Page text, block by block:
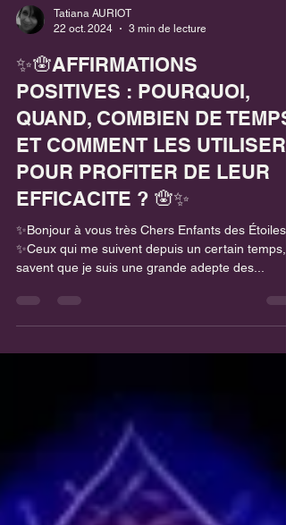
Tatiana AURIOT
22 oct. 2024
3 min de lecture
✨🪬AFFIRMATIONS
POSITIVES : POURQUOI,
QUAND, COMBIEN DE TEMPS
ET COMMENT LES UTILISER
EFFICACITE ? 🪬✨
✨Bonjour à vous très Chers Enfants des